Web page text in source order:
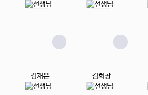
김재은 김희창